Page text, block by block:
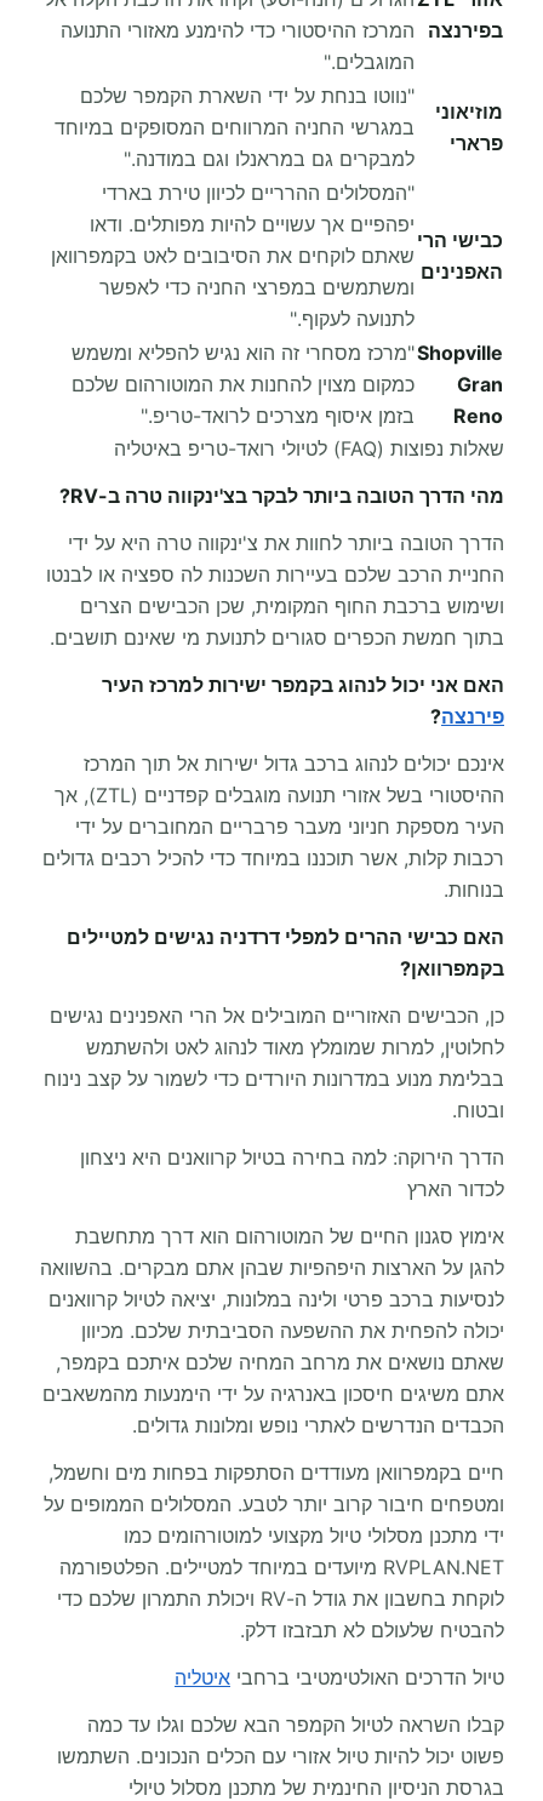
בפירנצה
המרכז ההיסטורי כדי להימנע מאזורי התנועה
המוגבלים."
מוזיאוני
פרארי
"נווטו בנחת על ידי השארת הקמפר שלכם
במגרשי החניה המרווחים המסופקים במיוחד
למבקרים גם במראנלו וגם במודנה."
כבישי הרי
האפנינים
"המסלולים ההרריים לכיוון טירת בארדי
יפהפיים אך עשויים להיות מפותלים. ודאו
שאתם לוקחים את הסיבובים לאט בקמפרוואן
ומשתמשים במפרצי החניה כדי לאפשר
לתנועה לעקוף."
Shopville
Gran
Reno
"מרכז מסחרי זה הוא נגיש להפליא ומשמש
כמקום מצוין להחנות את המוטורהום שלכם
בזמן איסוף מצרכים לרואד-טריפ."
שאלות נפוצות (FAQ) לטיולי רואד-טריפ באיטליה
מהי הדרך הטובה ביותר לבקר בצ'ינקווה טרה ב-RV?
הדרך הטובה ביותר לחוות את צ'ינקווה טרה היא על ידי
החניית הרכב שלכם בעיירות השכנות לה ספציה או לבנטו
ושימוש ברכבת החוף המקומית, שכן הכבישים הצרים
בתוך חמשת הכפרים סגורים לתנועת מי שאינם תושבים.
האם אני יכול לנהוג בקמפר ישירות למרכז העיר
פירנצה?
אינכם יכולים לנהוג ברכב גדול ישירות אל תוך המרכז
ההיסטורי בשל אזורי תנועה מוגבלים קפדניים (ZTL), אך
העיר מספקת חניוני מעבר פרבריים המחוברים על ידי
רכבות קלות, אשר תוכננו במיוחד כדי להכיל רכבים גדולים
בנוחות.
האם כבישי ההרים למפלי דרדניה נגישים למטיילים
בקמפרוואן?
כן, הכבישים האזוריים המובילים אל הרי האפנינים נגישים
לחלוטין, למרות שמומלץ מאוד לנהוג לאט ולהשתמש
בבלימת מנוע במדרונות היורדים כדי לשמור על קצב נינוח
ובטוח.
הדרך הירוקה: למה בחירה בטיול קרוואנים היא ניצחון
לכדור הארץ
אימוץ סגנון החיים של המוטורהום הוא דרך מתחשבת
להגן על הארצות היפהפיות שבהן אתם מבקרים. בהשוואה
לנסיעות ברכב פרטי ולינה במלונות, יציאה לטיול קרוואנים
יכולה להפחית את ההשפעה הסביבתית שלכם. מכיוון
שאתם נושאים את מרחב המחיה שלכם איתכם בקמפר,
אתם משיגים חיסכון באנרגיה על ידי הימנעות מהמשאבים
הכבדים הנדרשים לאתרי נופש ומלונות גדולים.
חיים בקמפרוואן מעודדים הסתפקות בפחות מים וחשמל,
ומטפחים חיבור קרוב יותר לטבע. המסלולים הממופים על
ידי מתכנן מסלולי טיול מקצועי למוטורהומים כמו
RVPLAN.NET מיועדים במיוחד למטיילים. הפלטפורמה
לוקחת בחשבון את גודל ה-RV ויכולת התמרון שלכם כדי
להבטיח שלעולם לא תבזבזו דלק.
טיול הדרכים האולטימטיבי ברחבי איטליה
קבלו השראה לטיול הקמפר הבא שלכם וגלו עד כמה
פשוט יכול להיות טיול אזורי עם הכלים הנכונים. השתמשו
בגרסת הניסיון החינמית של מתכנן מסלול טיולי